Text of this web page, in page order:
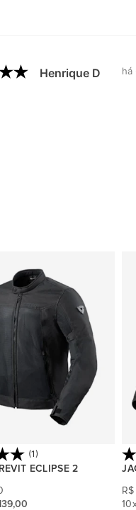
Henrique D há
(1)
ECLIPSE 2
R$
10